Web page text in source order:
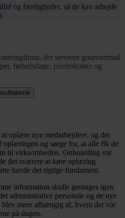
og færdigheder, så de kan arbejde
der serverer gourmetmad
fødselsdage, julefrokoster og
oplære nye medarbejdere, og det
og sørge for, at alle fik de
til virksomheden. Onboarding var
det sværere at køre oplæring
havde det rigtige fundament.
information skulle gentages igen
administrative personale og de nye
blev mere afhængig af, hvem der var
på dagen.